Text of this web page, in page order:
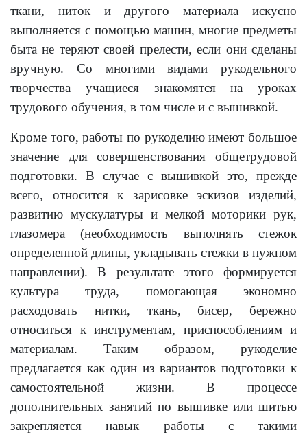
ткани, ниток и другого материала искусно
выполняется с помощью машин, многие предметы
быта не теряют своей прелести, если они сделаны
вручную. Со многими видами рукодельного
творчества учащиеся знакомятся на уроках
трудового обучения, в том числе и с вышивкой.
Кроме того, работы по рукоделию имеют большое
значение для совершенствования общетрудовой
подготовки. В случае с вышивкой это, прежде
всего, относится к зарисовке эскизов изделий,
развитию мускулатуры и мелкой моторики рук,
глазомера (необходимость выполнять стежок
определенной длины, укладывать стежки в нужном
направлении). В результате этого формируется
культура труда, помогающая экономно
расходовать нитки, ткань, бисер, бережно
относиться к инструментам, приспособлениям и
материалам. Таким образом, рукоделие
предлагается как один из вариантов подготовки к
самостоятельной жизни. В процессе
дополнительных занятий по вышивке или шитью
закрепляется навык работы с такими